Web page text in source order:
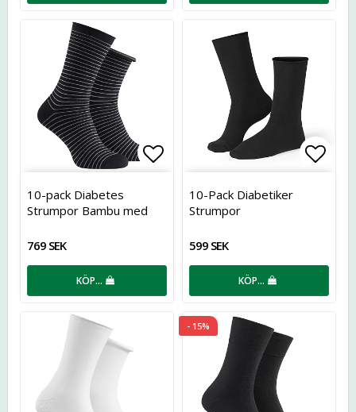
Lägg till i favoritlistan
10-pack Diabetes
Strumpor Bambu med
769 SEK
KÖP…
10-Pack Diabetiker
Strumpor
599 SEK
KÖP…
- 15%